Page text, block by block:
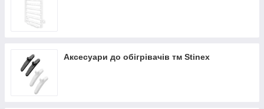
Аксесуари до обігрівачів тм Stinex